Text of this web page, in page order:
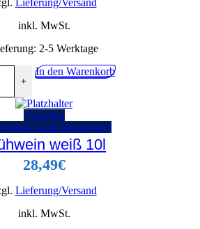
inkl. MwSt.
2-5 Werktage
rot 10l Menge
+
In den Warenkorb
Vorschau
Liste hinzufügen
weiß 10l
28,49€
Lieferung/Versand
inkl. MwSt.